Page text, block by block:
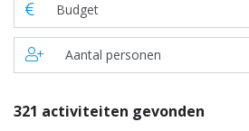
321 activiteiten gevonden